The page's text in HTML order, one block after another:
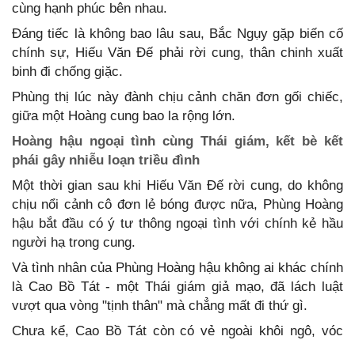
cùng hạnh phúc bên nhau.
Đáng tiếc là không bao lâu sau, Bắc Ngụy gặp biến cố
chính sự, Hiếu Văn Đế phải rời cung, thân chinh xuất
binh đi chống giặc.
Phùng thị lúc này đành chịu cảnh chăn đơn gối chiếc,
giữa một Hoàng cung bao la rộng lớn.
Hoàng hậu ngoại tình cùng Thái giám, kết bè kết
phái gây nhiễu loạn triều đình
Một thời gian sau khi Hiếu Văn Đế rời cung, do không
chịu nổi cảnh cô đơn lẻ bóng được nữa, Phùng Hoàng
hậu bắt đầu có ý tư thông ngoại tình với chính kẻ hầu
người hạ trong cung.
Và tình nhân của Phùng Hoàng hậu không ai khác chính
là Cao Bồ Tát - một Thái giám giả mạo, đã lách luật
vượt qua vòng "tịnh thân" mà chẳng mất đi thứ gì.
Chưa kể, Cao Bồ Tát còn có vẻ ngoài khôi ngô, vóc